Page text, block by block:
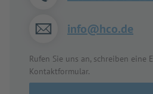
info@hco.de
Rufen Sie uns an, schreiben eine
Kontaktformular.